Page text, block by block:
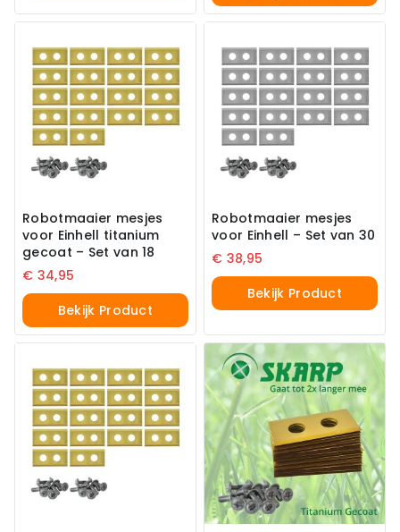
Robotmaaier mesjes
voor Einhell titanium
gecoat – Set van 18
€ 34,95
Bekijk Product
Robotmaaier mesjes
voor Einhell – Set van 30
€ 38,95
Bekijk Product